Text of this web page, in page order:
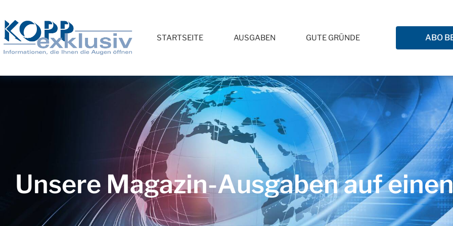
STARTSEITE AUSGABEN GUTE GRÜNDE ABO
Unsere Magazin-Ausgaben auf